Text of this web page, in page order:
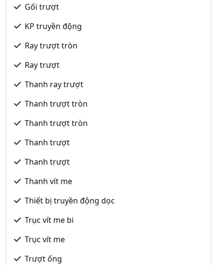
Gối trượt
KP truyền động
Ray trượt tròn
Ray trượt
Thanh ray trượt
Thanh trượt tròn
Thanh trượt tròn
Thanh trượt
Thanh trượt
Thanh vít me
Thiết bị truyền động dọc
Trục vít me bi
Trục vít me
Trượt ống